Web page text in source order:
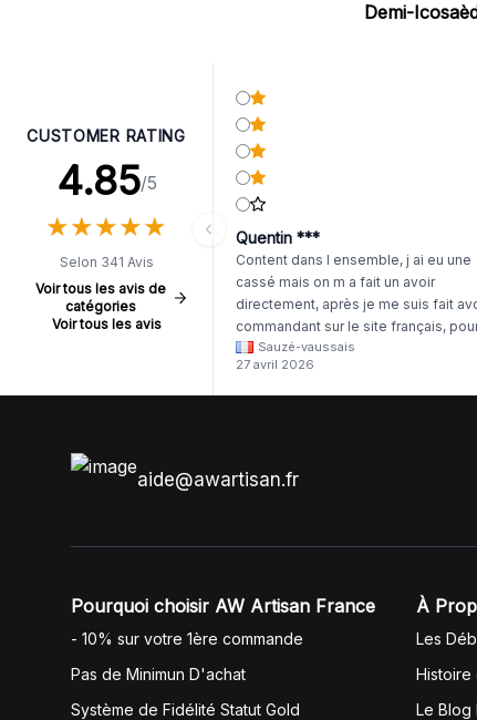
Demi-
CUSTOMER RATING
4.85/5
★★★★★
★★★★★
Selon 341 Avis
Voir tous les avis de
catégories
Voir tous les avis
Quentin ***
Content dans l ensemble, j ai eu une
cassé mais on m a fait un avoir
directement, après je me suis fait
commandant sur le site français,
il était évident que les produits était
même langue mais raté tout est en
anglais.
Sauzé-vaussais
27 avril 2026
aide@awartisan.fr
Pourquoi choisir AW Artisan France
- 10% sur votre 1ère commande
Pas de Minimun D'achat
Système de Fidélité Statut Gold
À
Les
Histoire
Le Blog